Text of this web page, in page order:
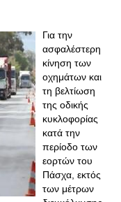
Για την
ασφαλέστερη
κίνηση των
οχημάτων και
τη βελτίωση
της οδικής
κυκλοφορίας
κατά την
περίοδο των
εορτών του
Πάσχα, εκτός
των μέτρων